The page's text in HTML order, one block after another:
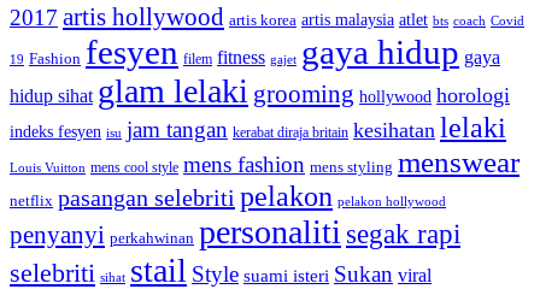
2017 artis hollywood artis korea artis malaysia atlet bts coach Covid
19 Fashion fesyen filem fitness gajet gaya hidup gaya
hidup sihat glam lelaki grooming hollywood horologi
indeks fesyen isu jam tangan kerabat diraja britain kesihatan lelaki
Louis Vuitton mens cool style mens fashion mens styling menswear
netflix pasangan selebriti pelakon pelakon hollywood
penyanyi perkahwinan personaliti segak rapi
selebriti sihat stail Style suami isteri Sukan viral